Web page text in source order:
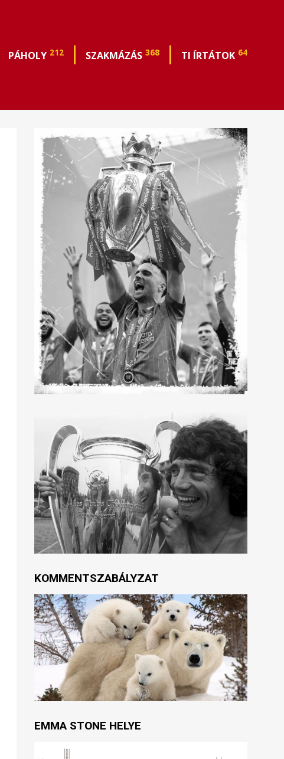
PÁHOLY 212 SZAKMÁZÁS 368 TI ÍRTÁTOK 64
KOMMENTSZABÁLYZAT
EMMA STONE HELYE